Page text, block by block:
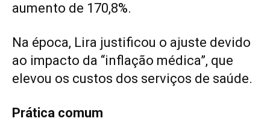
aumento de 170,8%.
Na época, Lira justificou o ajuste devido
ao impacto da “inflação médica”, que
elevou os custos dos serviços de saúde.
Prática comum